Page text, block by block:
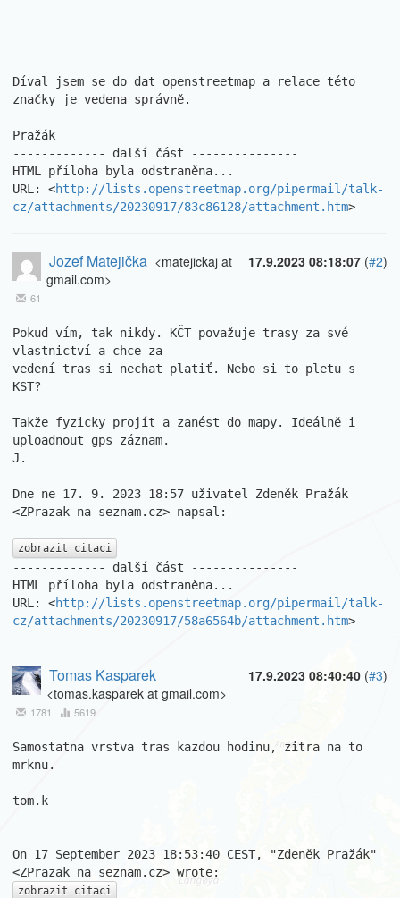
Díval jsem se do dat openstreetmap a relace této
značky je vedena správně.
Pražák
------------- další část ---------------
HTML příloha byla odstraněna...
URL: <http://lists.openstreetmap.org/pipermail/talk-
cz/attachments/20230917/83c86128/attachment.htm>
17.9.2023 08:18:07 (#2)
Jozef Matejička <matejickaj at
gmail.com>
61
Pokud vím, tak nikdy. KČT považuje trasy za své
vlastnictví a chce za
vedení tras si nechat platiť. Nebo si to pletu s
KST?
Takže fyzicky projít a zanést do mapy. Ideálně i
uploadnout gps záznam.
J.
Dne ne 17. 9. 2023 18:57 uživatel Zdeněk Pražák
<ZPrazak na seznam.cz> napsal:
zobrazit citaci
------------- další část ---------------
HTML příloha byla odstraněna...
URL: <http://lists.openstreetmap.org/pipermail/talk-
cz/attachments/20230917/58a6564b/attachment.htm>
17.9.2023 08:40:40 (#3)
Tomas Kasparek
<tomas.kasparek at gmail.com>
1781 5619
Samostatna vrstva tras kazdou hodinu, zitra na to
mrknu.
tom.k
On 17 September 2023 18:53:40 CEST, "Zdeněk Pražák"
zobrazit citaci